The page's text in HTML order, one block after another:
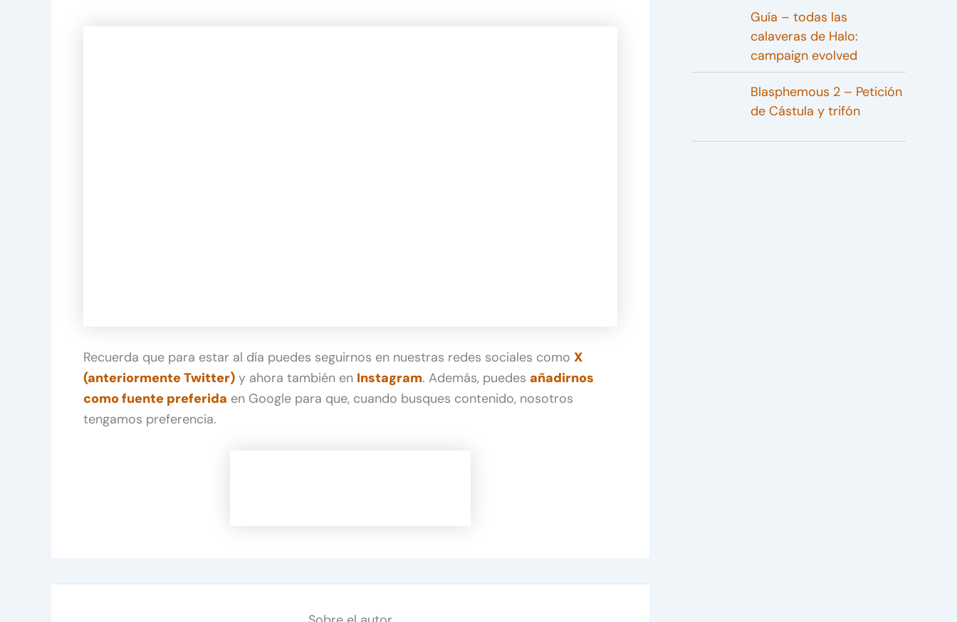
Recuerda que para estar al día puedes seguirnos en nuestras redes sociales como X
(anteriormente Twitter) y ahora también en Instagram. Además, puedes añadirnos
como fuente preferida en Google para que, cuando busques contenido, nosotros
tengamos preferencia.
Guía – todas las
calaveras de Halo:
campaign evolved
Blasphemous 2 – Petición
de Cástula y trifón